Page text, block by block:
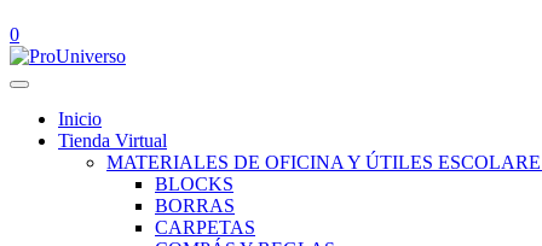
0
Inicio
Tienda Virtual
MATERIALES DE OFICINA Y ÚTILES
BLOCKS
BORRAS
CARPETAS